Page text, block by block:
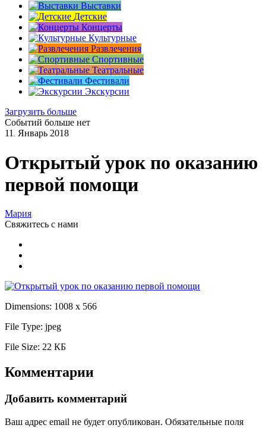
Выставки
Детские
Концерты
Культурные
Развлечения
Спортивные
Театральные
Фестивали
Экскурсии
Загрузить больше
Событий больше нет
11 . Январь 2018
Открытый урок по оказанию
первой помощи
Мария
Свяжитесь с нами
Dimensions: 1008 x 566
File Type: jpeg
File Size: 22 КБ
Комментарии
Добавить комментарий
Ваш адрес email не будет опубликован. Обязательные поля